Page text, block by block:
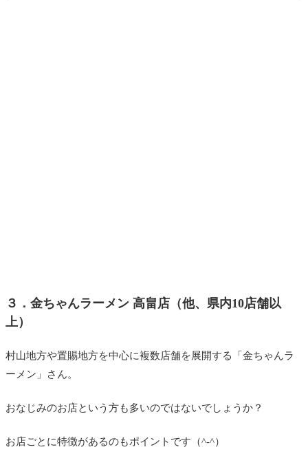
３．金ちゃんラーメン 高畠店（他、県内10店舗以
上）
村山地方や置賜地方を中心に複数店舗を展開する「金ちゃんラ
ーメン」さん。
おなじみのお店という方も多いのではないでしょうか？
お店ごとに特徴があるのもポイントです（^-^）